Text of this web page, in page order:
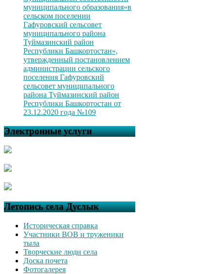
муниципального образования»в
сельском поселении
Гафуровский сельсовет
муниципального района
Туймазинский район
Республики Башкортостан»,
утвержденный постановлением
администрации сельского
поселения Гафуровский
сельсовет муниципального
района Туймазинский район
Республики Башкортостан от
23.12.2020 года №109
Электронные услуги
Летопись села Дуслык
Историческая справка
Участники ВОВ и труженики
тыла
Творческие люди села
Доска почета
Фотогалерея